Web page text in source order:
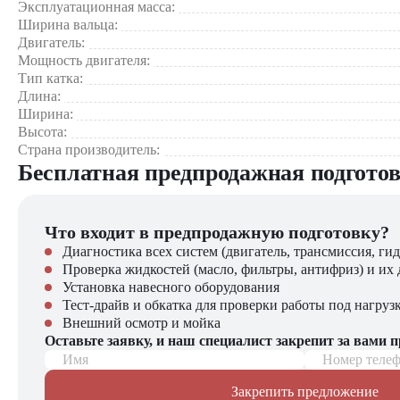
Универсальность применения
Система
Низкий
Экономическая эффективность
Долгий
Компания "ЦТО" - официальный дилер Hamm -
Новые катки Hamm 3516 с гарантией
Профессиональное обслуживание
Оригинальные запчасти
Гибкие условия покупки
Доставку по России
Грунтовый каток Hamm 3516 - это надежное и
и комфорт эксплуатации.
Для приобретения или консультации обращайтесь в "ЦТО".
Эксплуатационная масса:
Ширина вальца:
Двигатель:
Мощность двигателя:
Тип катка:
Длина:
Ширина:
Высота:
Страна производитель:
Бесплатная предпродажная
Что входит в предпродажную подготовку?
Диагностика всех систем (двигатель, трансмиссия,
Проверка жидкостей (масло, фильтры, антифриз) и их
Установка навесного оборудования
Тест-драйв и обкатка для проверки работы под
Внешний осмотр и мойка
Оставьте заявку, и наш специалист закрепит за вами
Имя
Номер
Закрепить предложение